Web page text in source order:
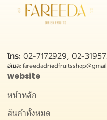
โทร: 02-7172929, 02-
อีเมล:
website
หน้าหลัก
สินค้าทั้งหมด